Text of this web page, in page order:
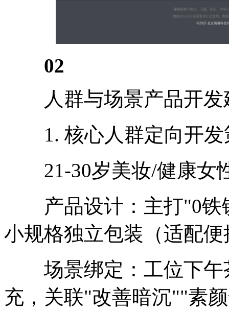
02
人群与场景产品开发
1. 核心人群定向开发
21-30岁美妆/健康女
产品设计：主打"0铁
小规格独立包装（适配
场景绑定：工位下午
充，关联"改善暗沉""素